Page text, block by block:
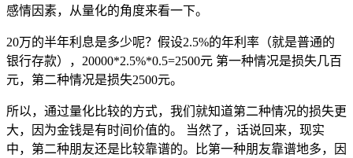
感情因素，从量化的角度来看一下。
20万的半年利息是多少呢？假设2.5%的年利率（就是普通的
银行存款），20000*2.5%*0.5=2500元 第一种情况是损失几百
元，第二种情况是损失2500元。
所以，通过量化比较的方式，我们就知道第二种情况的损失更
大，因为金钱是有时间价值的。 当然了，话说回来，现实
中，第二种朋友还是比较靠谱的。比第一种朋友靠谱地多，因